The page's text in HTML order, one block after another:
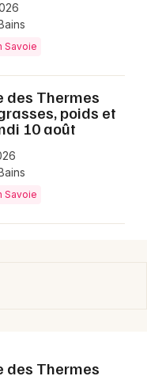
Savoie
des Thermes
poids et
10 août
Savoie
des Thermes